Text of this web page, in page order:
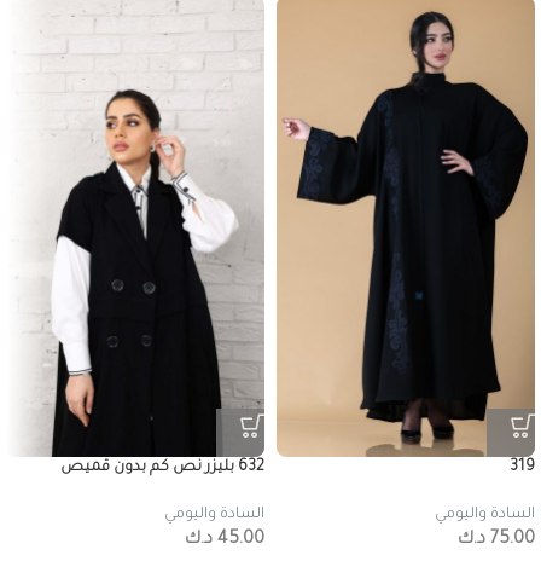
319
السادة واليومي
75.00 د.ك
632 بليزر نص كم بدون قميص
السادة واليومي
45.00 د.ك